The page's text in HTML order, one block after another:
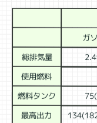
ガ
総排気量
使用燃料
燃料タンク
最高出力